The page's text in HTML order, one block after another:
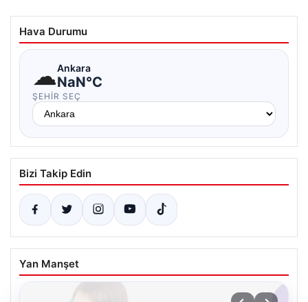
Hava Durumu
☁Ankara
NaN°C
ŞEHIR SEÇ
Bizi Takip Edin
Yan Manşet